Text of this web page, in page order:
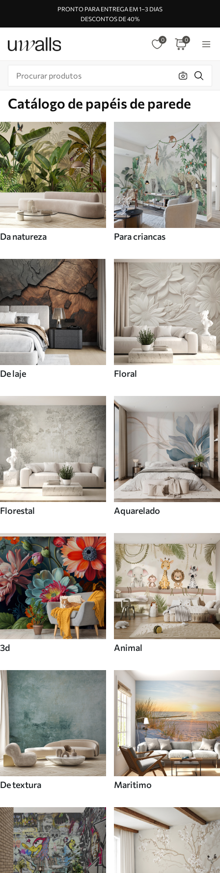
PRONTO PARA ENTREGA EM 1–3 DIAS
DESCONTOS DE 40%
0 0
Catálogo de papéis de parede
Da natureza Para criancas
De laje Floral
Florestal Aquarelado
3d Animal
De textura Maritimo